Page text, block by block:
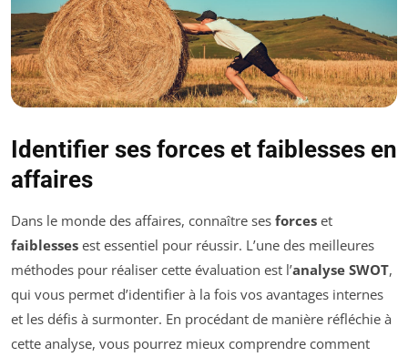
Identifier ses forces et faiblesses en
affaires
Dans le monde des affaires, connaître ses forces et
faiblesses est essentiel pour réussir. L’une des meilleures
méthodes pour réaliser cette évaluation est l’analyse SWOT,
qui vous permet d’identifier à la fois vos avantages internes
et les défis à surmonter. En procédant de manière réfléchie à
cette analyse, vous pourrez mieux comprendre comment